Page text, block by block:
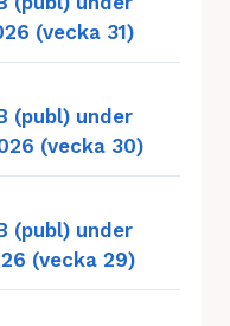
(vecka 31)
(publ) under
(vecka 30)
(publ) under
(vecka 29)